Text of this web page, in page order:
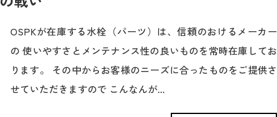
OSPKが在庫する水栓（パーツ）は、信頼のおけるメーカー
の 使いやすさとメンテナンス性の良いものを常時在庫してお
ります。 その中からお客様のニーズに合ったものをご提供さ
せていただきますので こんなんが...